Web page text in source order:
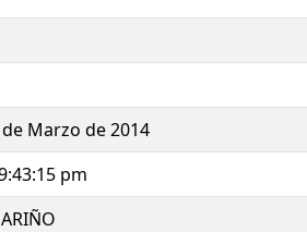
Marzo de 2014
pm